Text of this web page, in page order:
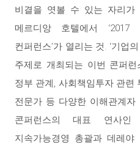
비결을 엿볼 수 있는 자리가
메르디앙 호텔에서 ‘2017
컨퍼런스’가 열리는 것. ‘기업
주제로 개최되는 이번 콘퍼
정부 관계, 사회책임투자 관련
전문가 등 다양한 이해관계
콘퍼런스의 대표 연사인
지속가능경영 총괄과 데레야